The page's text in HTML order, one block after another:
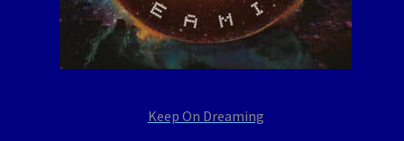
Keep On Dreaming